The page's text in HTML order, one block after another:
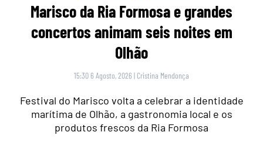
Marisco da Ria Formosa e grandes
concertos animam seis noites em
Olhão
15:30 6 Agosto, 2026 | Cristina Mendonça
Festival do Marisco volta a celebrar a identidade
marítima de Olhão, a gastronomia local e os
produtos frescos da Ria Formosa